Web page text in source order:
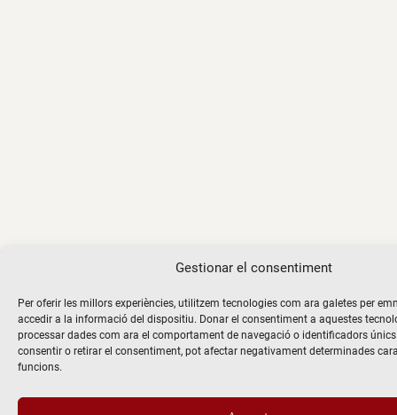
Gestionar el consentiment
Per oferir les millors experiències, utilitzem tecnologies com ara galetes per
accedir a la informació del dispositiu. Donar el consentiment a aquestes
processar dades com ara el comportament de navegació o identificadors
consentir o retirar el consentiment, pot afectar negativament determinades
funcions.